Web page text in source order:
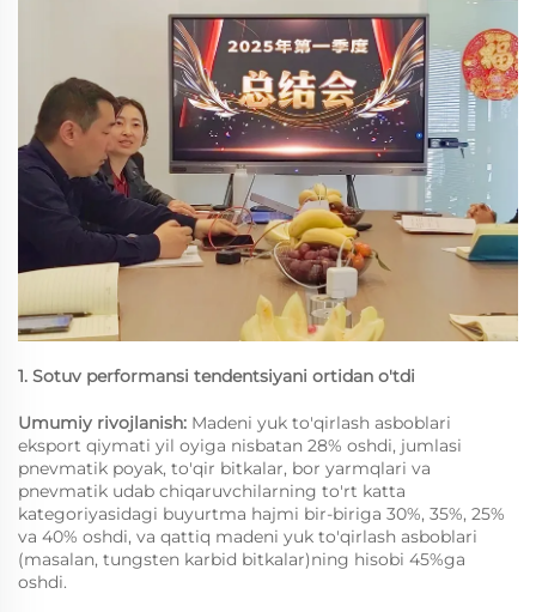
1. Sotuv performansi tendentsiyani ortidan o'tdi
Umumiy rivojlanish: Madeni yuk to'qirlash asboblari
eksport qiymati yil oyiga nisbatan 28% oshdi, jumlasi
pnevmatik poyak, to'qir bitkalar, bor yarmqlari va
pnevmatik udab chiqaruvchilarning to'rt katta
kategoriyasidagi buyurtma hajmi bir-biriga 30%, 35%, 25%
va 40% oshdi, va qattiq madeni yuk to'qirlash asboblari
(masalan, tungsten karbid bitkalar)ning hisobi 45%ga
oshdi.